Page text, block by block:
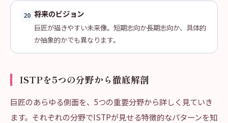
20 将来のビジョン
巨匠が描きやすい未来像。短期志向か長期志向か、具体的
か抽象的かでも異なります。
ISTPを5つの分野から徹底解剖
巨匠のあらゆる側面を、5つの重要分野から詳しく見ていき
ます。それぞれの分野でISTPが見せる特徴的なパターンを知